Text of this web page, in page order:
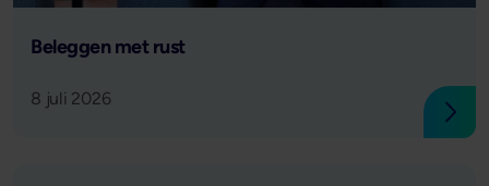
Lees verder
Beleggen met rust
8 juli 2026